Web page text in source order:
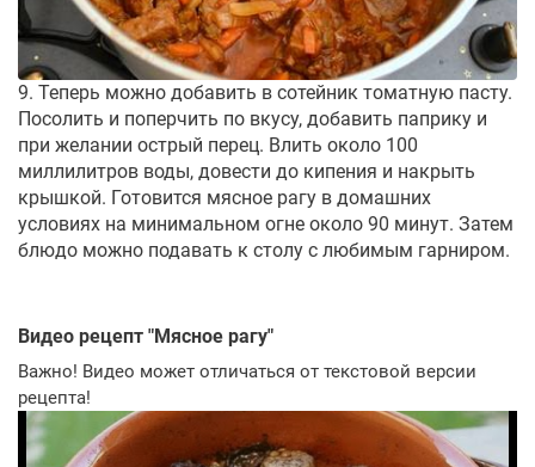
9. Теперь можно добавить в сотейник томатную пасту.
Посолить и поперчить по вкусу, добавить паприку и
при желании острый перец. Влить около 100
миллилитров воды, довести до кипения и накрыть
крышкой. Готовится мясное рагу в домашних
условиях на минимальном огне около 90 минут. Затем
блюдо можно подавать к столу с любимым гарниром.
Видео рецепт "Мясное рагу"
Важно! Видео может отличаться от текстовой версии
рецепта!